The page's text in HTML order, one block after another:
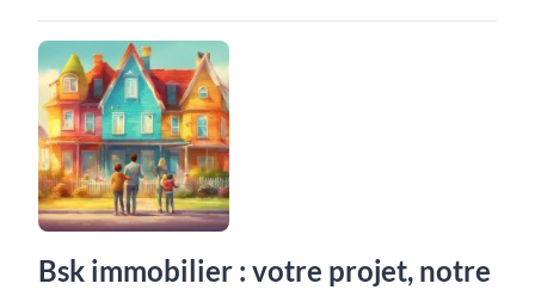
Bsk immobilier : votre projet, notre